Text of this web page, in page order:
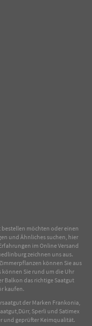
bestellen möchten oder einen
und Ähnliches suchen, hier
im OnlineVersand
zeichnen uns aus.
können Sie aus
können Sie rund um die Uhr
Balkon das richtige Saatgut
kaufen.
der Marken Frankonia,
Sperli und Satimex
und geprüfter Keimqualität.